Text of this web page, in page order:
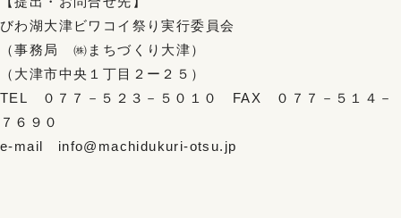
びわ湖大津ビワコイ祭り実行委員会
（事務局 ㈱まちづくり大津）
（大津市中央１丁目２ー２５）
TEL ０７７－５２３－５０１０ FAX ０７７－５１４－
７６９０
e-mail info@machidukuri-otsu.jp